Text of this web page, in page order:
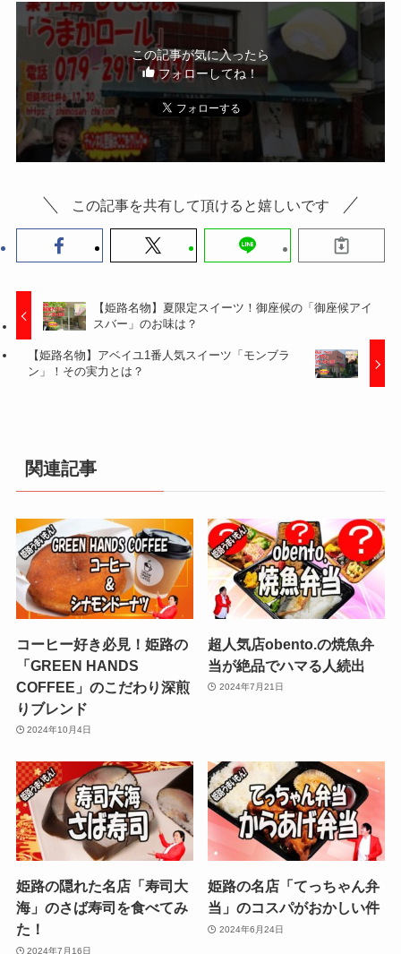
この記事が気に入ったら
フォローしてね！
この記事を共有して頂けると嬉しいです
【姫路名物】夏限定スイーツ！御座候の「御座候アイ
スバー」のお味は？
【姫路名物】アベイユ1番人気スイーツ「モンブラ
ン」！その実力とは？
関連記事
コーヒー好き必見！姫路の
「GREEN HANDS
COFFEE」のこだわり深煎
りブレンド
2024年10月4日
超人気店obento.の焼魚弁
当が絶品でハマる人続出
2024年7月21日
姫路の隠れた名店「寿司大
海」のさば寿司を食べてみ
た！
2024年7月16日
姫路の名店「てっちゃん弁
当」のコスパがおかしい件
2024年6月24日